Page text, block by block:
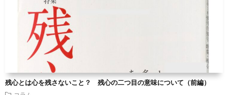
残心とは心を残さないこと？ 残心の二つ目の意味について（前編）